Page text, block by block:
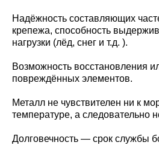
Надёжность составляющих
крепежа, способность
нагрузки (лёд, снег и т.д. ).
Возможность восстановления
повреждённых элементов.
Металл не чувствителен ни к
температуре, а следовательно
Долговечность — срок службы